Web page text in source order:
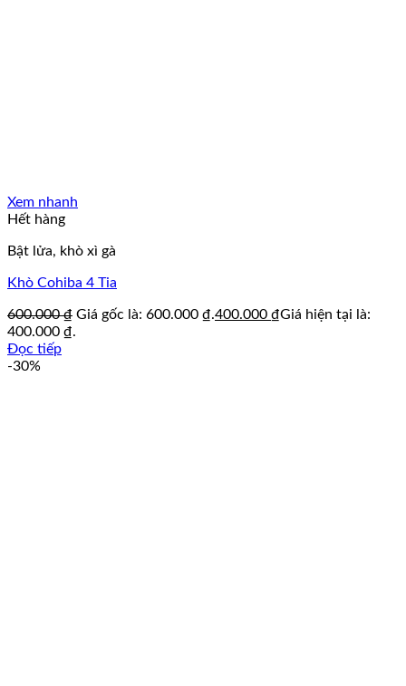
Xem nhanh
Hết hàng
Bật lửa, khò xì gà
Khò Cohiba 4 Tia
600.000₫ Giá gốc là: 600.000 ₫.400.000 ₫Giá hiện tại là:
400.000 ₫.
Đọc tiếp
-30%